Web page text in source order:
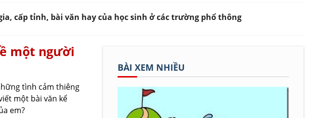
cấp tỉnh, bài văn hay của học sinh ở các trường phổ thông
một người
tình cảm thiêng
một bài văn kể
em?
BÀI XEM NHIỀU